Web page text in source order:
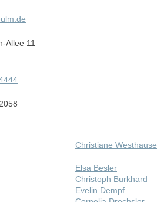
Allee 11
Christiane
Elsa Besler
Christoph Burkhard
Evelin Dempf